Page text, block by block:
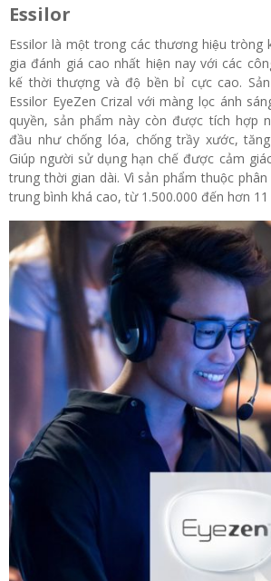
Essilor
Essilor là một trong các thương hiệu tròng
gia đánh giá cao nhất hiện nay với các
kế thời thượng và độ bền bỉ cực cao.
Essilor EyeZen Crizal với màng lọc ánh
quyền, sản phẩm này còn được tích hợp
đầu như chống lóa, chống trầy xước,
Giúp người sử dụng hạn chế được cảm
trung thời gian dài. Vì sản phẩm thuộc
trung bình khá cao, từ 1.500.000 đến hơn